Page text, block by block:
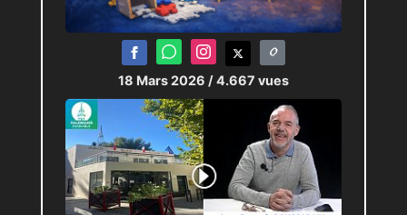
18 Mars 2026 / 4.667 vues